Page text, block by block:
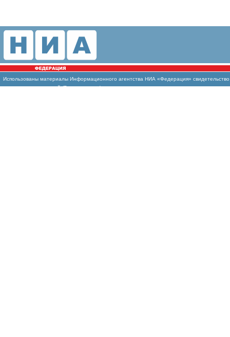
Использованы материалы Информационного агентства НИА «Федерация»
массовых коммуникаций (Роскомнадзор)